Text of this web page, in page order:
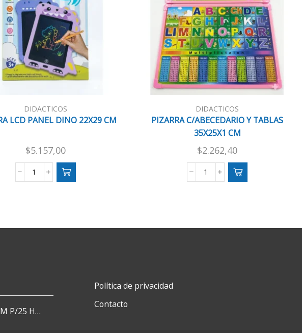
DIDACTICOS
LCD PANEL DINO 22X29 CM
$5.157,00
PIZARRA
CM
DIDACTICOS
PIZARRA C/ABECEDARIO Y TABLAS
35X25X1 CM
$2.262,40
PIZARRA
CM
ESPIRAL PLASTICO 7 MM P/25 HJS X50x3000
Política de privacidad
Contacto